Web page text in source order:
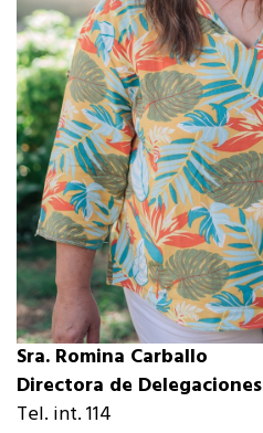
Sra. Romina Carballo
Directora de Delegaciones
Tel. int. 114